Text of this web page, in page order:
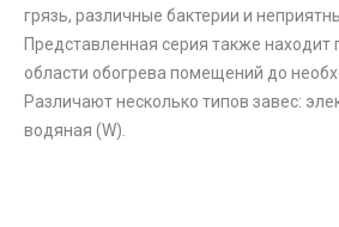
грязь, различные бактерии и
Представленная серия также находит
области обогрева помещений до
Различают несколько типов завес:
водяная (W).